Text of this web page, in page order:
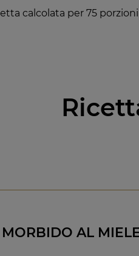
calcolata per 75
AL